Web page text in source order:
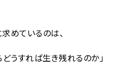
めているのは、
どうすれば生き残れるのか」